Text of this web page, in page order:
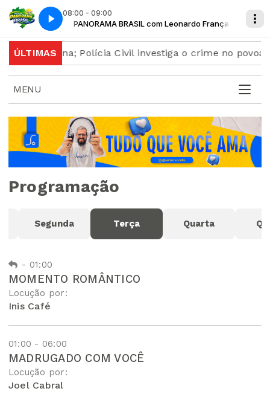
08:00 - 09:00
França PANORAMA BRASIL com Leonardo França
ÚLTIMAS
Canarana; Polícia Civil investiga o crime no
MENU
Programação
Segunda Terça Quarta
- 01:00
MOMENTO ROMÂNTICO
Locução por:
Inis Café
01:00 - 06:00
MADRUGADO COM VOCÊ
Locução por:
Joel Cabral